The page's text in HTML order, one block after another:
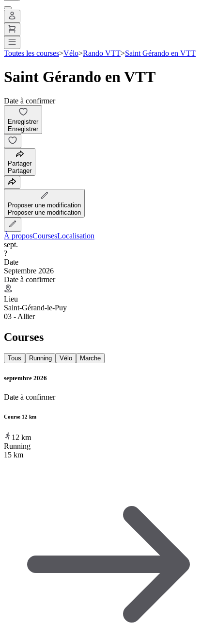
Toutes les courses>Vélo>Rando VTT>Saint Gérando en VTT
Saint Gérando en VTT
Date à confirmer
Enregistrer
Enregistrer
Partager
Partager
Proposer une modification
Proposer une modification
À proposCoursesLocalisation
sept.
?
Date
Septembre 2026
Date à confirmer
Lieu
Saint-Gérand-le-Puy
03 - Allier
Courses
Tous Running Vélo Marche
septembre 2026
Date à confirmer
Course 12 km
12 km
Running
15 km